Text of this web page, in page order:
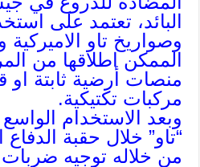
وصواريخ تاو
الممكن اطلاقها من
منصات أرضية ثابتة او
مركبات تكتيكية.
وبعد الاستخدام
“تاو” خلال حقبة
من خلاله توجيه